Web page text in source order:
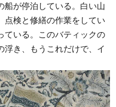
が停泊している。白い山
点検と修繕の作業をしてい
ている。このバティックの
浮き、もうこれだけで、イ